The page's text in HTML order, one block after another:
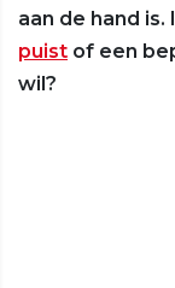
aan de hand
puist of een
wil?